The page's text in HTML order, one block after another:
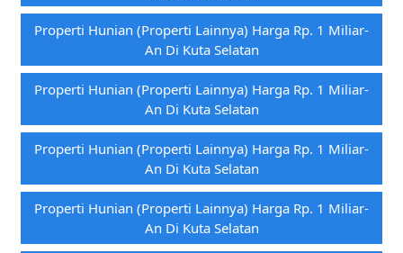
Properti Hunian (properti Lainnya) Harga Rp. 1 Miliar-
An Di Kuta Selatan
Properti Hunian (properti Lainnya) Harga Rp. 1 Miliar-
An Di Kuta Selatan
Properti Hunian (properti Lainnya) Harga Rp. 1 Miliar-
An Di Kuta Selatan
Properti Hunian (properti Lainnya) Harga Rp. 1 Miliar-
An Di Kuta Selatan